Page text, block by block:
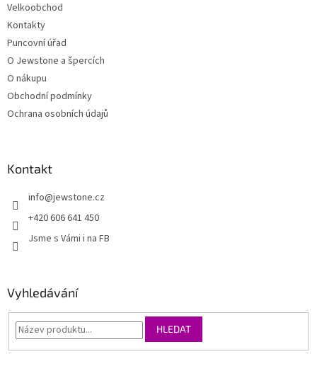
Velkoobchod
Kontakty
Puncovní úřad
O Jewstone a špercích
O nákupu
Obchodní podmínky
Ochrana osobních údajů
Kontakt
info@jewstone.cz
+420 606 641 450
Jsme s Vámi i na FB
Vyhledávání
HLEDAT